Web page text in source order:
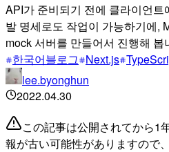
API가 준비되기 전에 클라이언트
발 명세로도 작업이 가능하기에,
mock 서버를 만들어서 진행해 봅
한국어블로그 Next.js
lee.byonghun
2022.04.30
この記事は公開されてから1
報が古い可能性がありますので